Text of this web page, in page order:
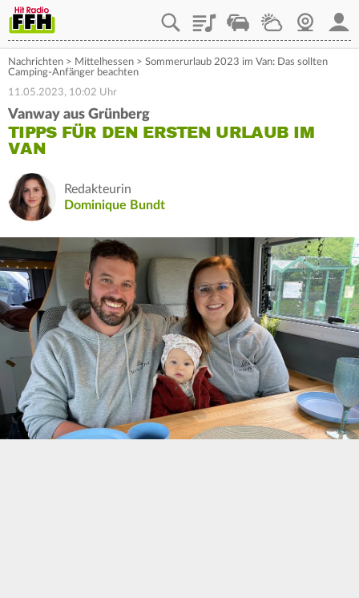
PlaylistStaupilotWetterWebcam
Nachrichten > Mittelhessen > Sommerurlaub 2023 im Van: Das sollten
Camping-Anfänger beachten
11.05.2023, 10:02 Uhr
Vanway aus Grünberg
TIPPS FÜR DEN ERSTEN URLAUB IM
VAN
Redakteurin
Dominique Bundt